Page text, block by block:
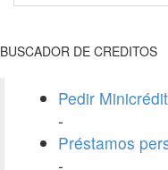
BUSCADOR DE CREDITOS
Pedir
-
Préstamos
-